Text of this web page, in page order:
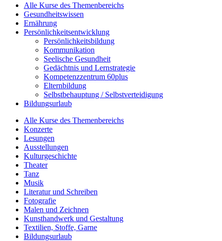
Alle Kurse des Themenbereichs
Gesundheitswissen
Ernährung
Persönlichkeitsentwicklung
Persönlichkeitsbildung
Kommunikation
Seelische Gesundheit
Gedächtnis und Lernstrategie
Kompetenzzentrum 60plus
Elternbildung
Selbstbehauptung / Selbstverteidigung
Bildungsurlaub
Alle Kurse des Themenbereichs
Konzerte
Lesungen
Ausstellungen
Kulturgeschichte
Theater
Tanz
Musik
Literatur und Schreiben
Fotografie
Malen und Zeichnen
Kunsthandwerk und Gestaltung
Textilien, Stoffe, Garne
Bildungsurlaub